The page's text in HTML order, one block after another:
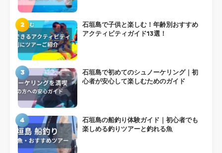
2
石垣島で子供と楽しむ！年齢別おすすめ
アクティビティガイド13選！
3
石垣島で初めてのシュノーケリング｜初
心者が安心して楽しむためのガイド
4
石垣島の船釣り体験ガイド｜初心者でも
楽しめる釣りツアーと釣れる魚